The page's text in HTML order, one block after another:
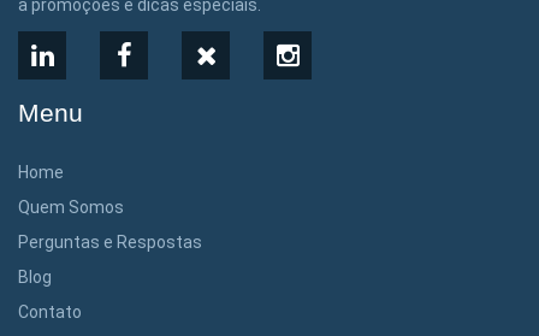
a promoções e dicas especiais.
LinkedInFacebook Instagram
Menu
Home
Quem Somos
Perguntas e Respostas
Blog
Contato